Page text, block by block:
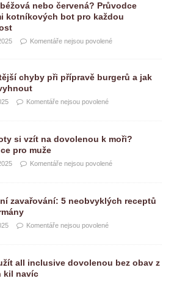
nebo červená? Průvodce
kotníkových bot pro každou
Komentáře nejsou povolené
chyby při přípravě burgerů a jak
Komentáře nejsou povolené
si vzít na dovolenou k moři?
pro muže
Komentáře nejsou povolené
zavařování: 5 neobvyklých receptů
Komentáře nejsou povolené
all inclusive dovolenou bez obav z
kil navíc